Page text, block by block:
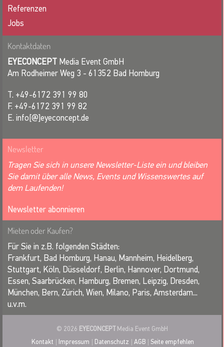
Referenzen
Jobs
Kontaktdaten
EYECONCEPT Media Event GmbH
Am Rodheimer Weg 3 - 61352 Bad Homburg
T. +49-6172 391 99 80
F. +49-6172 391 99 82
E. info[@]eyeconcept.de
Newsletter
Tragen Sie sich in unsere Newsletter-Liste ein und bleiben
Sie damit über alle News, Events und Wissenswertes auf
dem Laufenden!
Newsletter abonnieren
Mieten oder Kaufen?
Für Sie in z.B. folgenden Städten:
Frankfurt, Bad Homburg, Hanau, Mannheim, Heidelberg,
Stuttgart, Köln, Düsseldorf, Berlin, Hannover, Dortmund,
Essen, Saarbrücken, Hamburg, Bremen, Leipzig, Dresden,
München, Bern, Zürich, Wien, Milano, Paris, Amsterdam...
u.v.m.
© 2026 EYECONCEPT Media Event GmbH
Kontakt
Impressum Datenschutz AGB Seite empfehlen